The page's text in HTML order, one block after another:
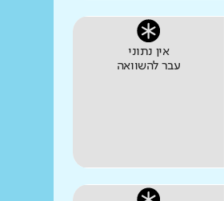
אין נתוני
עבר להשוואה